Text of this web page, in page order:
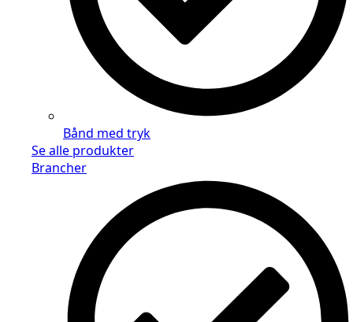
Bånd med tryk
Se alle produkter
Brancher